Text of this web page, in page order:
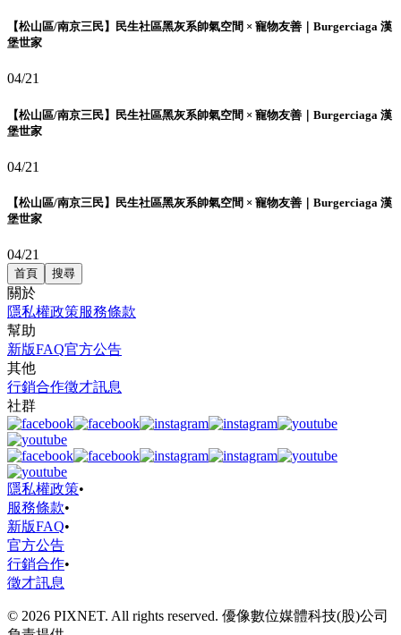
【松山區/南京三民】民生社區黑灰系帥氣空間 × 寵物友善｜Burgerciaga 漢
堡世家
04/21
【松山區/南京三民】民生社區黑灰系帥氣空間 × 寵物友善｜Burgerciaga 漢
堡世家
04/21
【松山區/南京三民】民生社區黑灰系帥氣空間 × 寵物友善｜Burgerciaga 漢
堡世家
04/21
首頁 搜尋
關於
隱私權政策服務條款
幫助
新版FAQ官方公告
其他
行銷合作徵才訊息
社群
隱私權政策•
服務條款•
新版FAQ•
官方公告
行銷合作•
徵才訊息
© 2026 PIXNET. All rights reserved. 優像數位媒體科技(股)公司